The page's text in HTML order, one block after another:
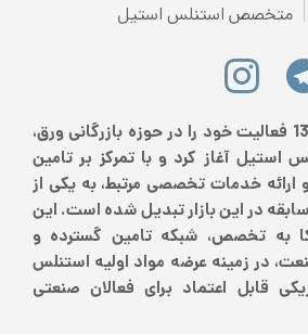
متخصص استنلس استیل
استیل رخ از سال 1386 فعالیت خود را در حوزه بازرگانی ورق،
استیل آغاز کرد و با تمرکز بر تامین
ارائه خدمات تخصصی مرتبط، به یکی از
در این بازار تبدیل شده است. این
به تخصص، شبکه تامین گسترده و
در زمینه عرضه مواد اولیه استنلس
قابل اعتماد برای فعالان صنعتی